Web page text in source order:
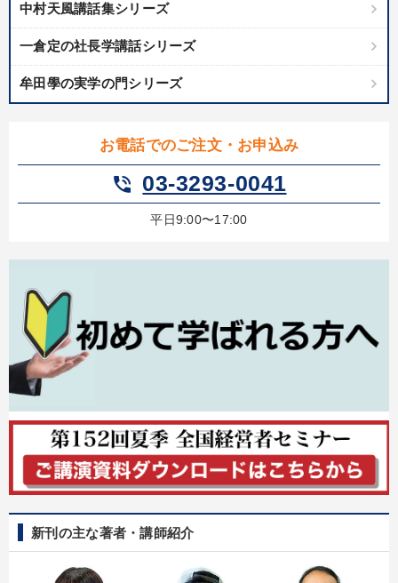
中村天風講話集シリーズ
一倉定の社長学講話シリーズ
牟田學の実学の門シリーズ
お電話でのご注文・お申込み
phone_in_talk 03-3293-0041
平日9:00〜17:00
新刊の主な著者・講師紹介